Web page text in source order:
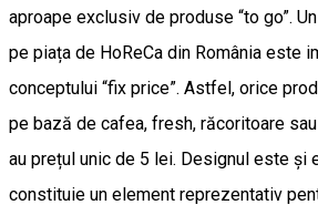
aproape exclusiv de produse “to go”.
pe piața de HoReCa din România este
conceptului “fix price”. Astfel, orice
pe bază de cafea, fresh, răcoritoare
au prețul unic de 5 lei. Designul este și
constituie un element reprezentativ